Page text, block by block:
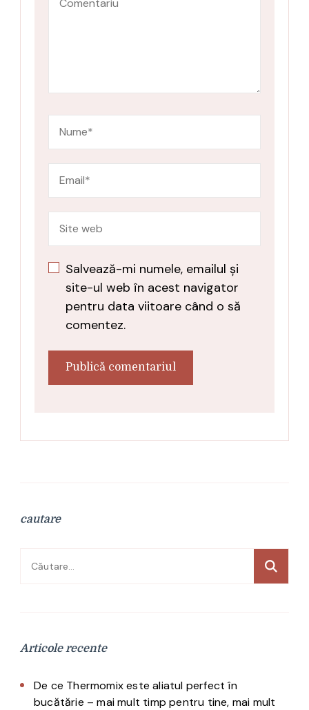
Salvează-mi numele, emailul și
site-ul web în acest navigator
pentru data viitoare când o să
comentez.
cautare
Caută
Articole recente
De ce Thermomix este aliatul perfect în
bucătărie – mai mult timp pentru tine, mai mult